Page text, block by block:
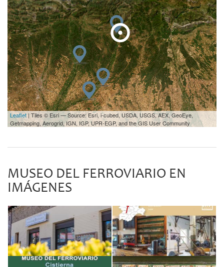
Leaflet| Tiles © Esri — Source: Esri, i-cubed, USDA, USGS, AEX, GeoEye,
Getmapping, Aerogrid, IGN, IGP, UPR-EGP, and the GIS User Community
MUSEO DEL FERROVIARIO EN
IMÁGENES